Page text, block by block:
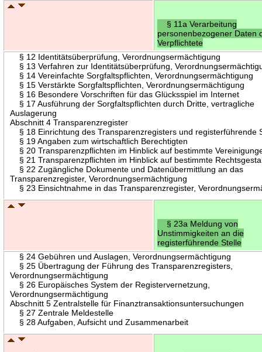
§ 11a Verarbeitung
personenbezogener Daten
Verpflichtete
§ 12 Identitätsüberprüfung, Verordnungsermächtigung
§ 13 Verfahren zur Identitätsüberprüfung,
§ 14 Vereinfachte Sorgfaltspflichten, Verordnungsermächtigung
§ 15 Verstärkte Sorgfaltspflichten, Verordnungsermächtigung
§ 16 Besondere Vorschriften für das Glücksspiel im Internet
§ 17 Ausführung der Sorgfaltspflichten durch Dritte, vertragliche
Auslagerung
Abschnitt 4 Transparenzregister
§ 18 Einrichtung des Transparenzregisters und registerführende
§ 19 Angaben zum wirtschaftlich Berechtigten
§ 20 Transparenzpflichten im Hinblick auf bestimmte
§ 21 Transparenzpflichten im Hinblick auf bestimmte
§ 22 Zugängliche Dokumente und Datenübermittlung an das
Transparenzregister, Verordnungsermächtigung
§ 23 Einsichtnahme in das Transparenzregister,
§ 23a Meldung von
Unstimmigkeiten an die
registerführende Stelle
§ 24 Gebühren und Auslagen, Verordnungsermächtigung
§ 25 Übertragung der Führung des Transparenzregisters,
Verordnungsermächtigung
§ 26 Europäisches System der Registervernetzung,
Verordnungsermächtigung
Abschnitt 5 Zentralstelle für Finanztransaktionsuntersuchungen
§ 27 Zentrale Meldestelle
§ 28 Aufgaben, Aufsicht und Zusammenarbeit